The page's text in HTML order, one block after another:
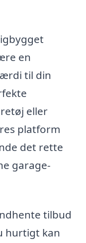
en
til din
eller
platform
det rette
garage-
tilbud
hurtigt kan